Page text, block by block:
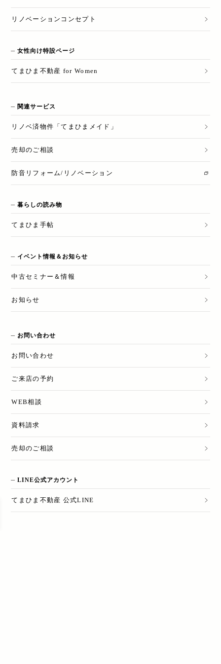
リノベーションコンセプト
女性向け特設ページ
てまひま不動産 for Women
関連サービス
リノベ済物件「てまひまメイド」
売却のご相談
防音リフォーム/リノベーション
暮らしの読み物
てまひま手帖
イベント情報＆お知らせ
中古セミナー＆情報
お知らせ
お問い合わせ
お問い合わせ
ご来店の予約
WEB相談
資料請求
売却のご相談
LINE公式アカウント
てまひま不動産 公式LINE